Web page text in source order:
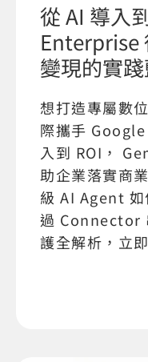
從 AI 導入
Enterprise
變現的實
想打造專屬數
際攜手
入到 ROI，
助企業落實商
級 AI Agent 如
過 Connector
護全解析，立